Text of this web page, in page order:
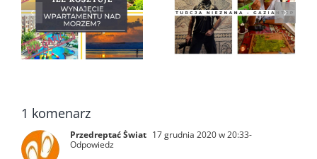
Turcja mniej znana
czyli z wizytą w
Gaziantep
Fakultatywne w
Alanyi, czego nie
powiedzą ci w
biurze podróży?
1 komenarz
Przedreptać Świat 17 grudnia 2020 w 20:33-
Odpowiedz